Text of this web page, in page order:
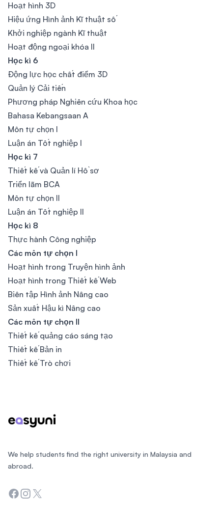
Hoạt hình 3D
Hiệu ứng Hình ảnh Kĩ thuật số
Khởi nghiệp ngành Kĩ thuật
Hoạt động ngoại khóa II
Học kì 6
Động lực học chất điểm 3D
Quản lý Cải tiến
Phương pháp Nghiên cứu Khoa học
Bahasa Kebangsaan A
Môn tự chọn I
Luận án Tốt nghiệp I
Học kì 7
Thiết kế và Quản lí Hồ sơ
Triển lãm BCA
Môn tự chọn II
Luận án Tốt nghiệp II
Học kì 8
Thực hành Công nghiệp
Các môn tự chọn I
Hoạt hình trong Truyện hình ảnh
Hoạt hình trong Thiết kế Web
Biên tập Hình ảnh Nâng cao
Sản xuất Hậu kì Nâng cao
Các môn tự chọn II
Thiết kế quảng cáo sáng tạo
Thiết kế Bản in
Thiết kế Trò chơi
We help students find the right university in Malaysia and
abroad.
Facebook
Instagram
Twitter